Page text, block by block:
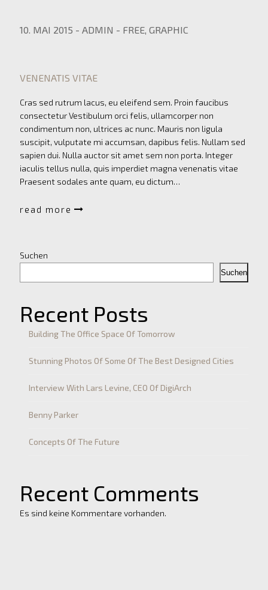
10. MAI 2015 - ADMIN - FREE, GRAPHIC
VENENATIS VITAE
Cras sed rutrum lacus, eu eleifend sem. Proin faucibus
consectetur Vestibulum orci felis, ullamcorper non
condimentum non, ultrices ac nunc. Mauris non ligula
suscipit, vulputate mi accumsan, dapibus felis. Nullam sed
sapien dui. Nulla auctor sit amet sem non porta. Integer
iaculis tellus nulla, quis imperdiet magna venenatis vitae
Praesent sodales ante quam, eu dictum…
read more
Suchen
Suchen
Recent Posts
Building The Office Space Of Tomorrow
Stunning Photos Of Some Of The Best Designed Cities
Interview With Lars Levine, CEO Of DigiArch
Benny Parker
Concepts Of The Future
Recent Comments
Es sind keine Kommentare vorhanden.